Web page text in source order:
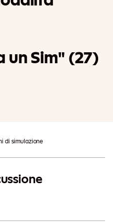
un Sim" (27)
di simulazione